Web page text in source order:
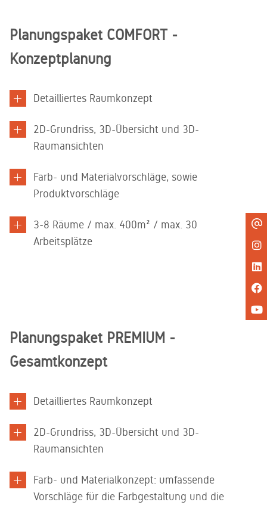
Planungspaket COMFORT -
Konzeptplanung
Detailliertes Raumkonzept ​
2D-Grundriss, 3D-Übersicht und 3D-
Raumansichten​
Farb- und Materialvorschläge, sowie
Produktvorschläge ​
3-8 Räume / max. 400m² / max. 30
Arbeitsplätze​
Planungspaket PREMIUM -
Gesamtkonzept
Detailliertes Raumkonzept ​
2D-Grundriss, 3D-Übersicht und 3D-
Raumansichten​
Farb- und Materialkonzept: umfassende
Vorschläge für die Farbgestaltung und die